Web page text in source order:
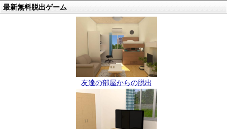
最新無料脱出ゲーム
友達の部屋からの脱出